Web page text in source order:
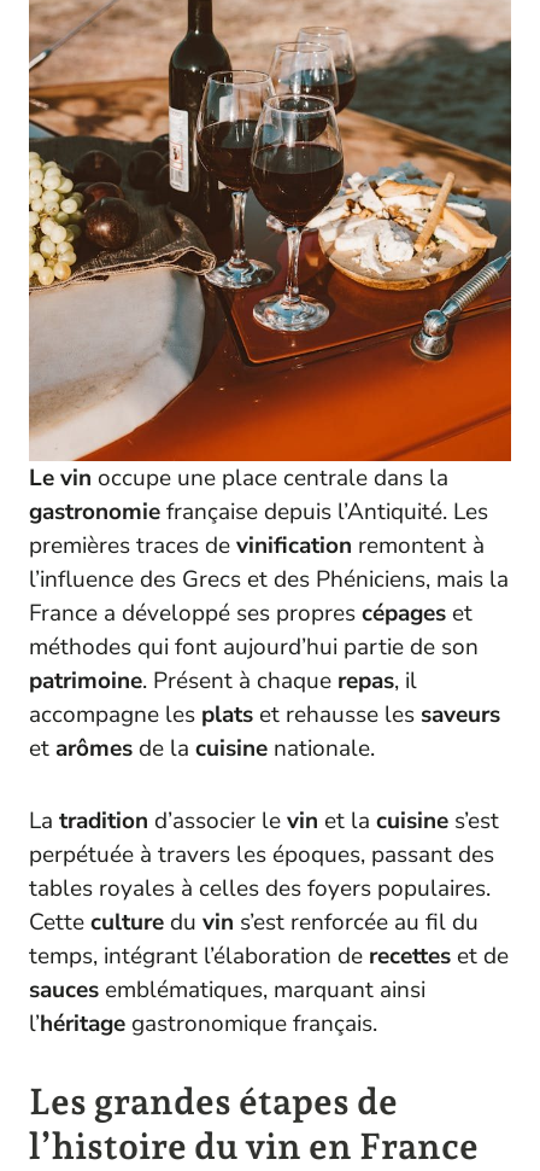
Le vin occupe une place centrale dans la
gastronomiefrançaise depuis l’Antiquité. Les
premières traces devinification remontent à
l’influence des Grecs et des Phéniciens, mais la
France a développé ses proprescépages et
méthodes qui font aujourd’hui partie de son
patrimoine. Présent à chaque repas, il
accompagne les plats et rehausse les saveurs
etarômes de la cuisine nationale.
La tradition d’associer levin et la cuisine s’est
perpétuée à travers les époques, passant des
tables royales à celles des foyers populaires.
Cetteculture du vin s’est renforcée au fil du
temps, intégrant l’élaboration de recettes et de
sauces emblématiques, marquant ainsi
l’héritage gastronomique français.
Les grandes étapes de
l’histoire du vin en France